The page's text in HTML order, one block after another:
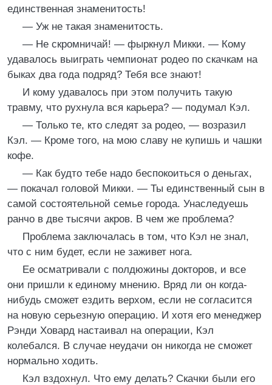
единственная знаменитость!
— Уж не такая знаменитость.
— Не скромничай! — фыркнул Микки. — Кому
удавалось выиграть чемпионат родео по скачкам на
быках два года подряд? Тебя все знают!
И кому удавалось при этом получить такую
травму, что рухнула вся карьера? — подумал Кэл.
— Только те, кто следят за родео, — возразил
Кэл. — Кроме того, на мою славу не купишь и чашки
кофе.
— Как будто тебе надо беспокоиться о деньгах,
— покачал головой Микки. — Ты единственный сын в
самой состоятельной семье города. Унаследуешь
ранчо в две тысячи акров. В чем же проблема?
Проблема заключалась в том, что Кэл не знал,
что с ним будет, если не заживет нога.
Ее осматривали с полдюжины докторов, и все
они пришли к единому мнению. Вряд ли он когда-
нибудь сможет ездить верхом, если не согласится
на новую серьезную операцию. И хотя его менеджер
Рэнди Ховард настаивал на операции, Кэл
колебался. В случае неудачи он никогда не сможет
нормально ходить.
Кэл вздохнул. Что ему делать? Скачки были его